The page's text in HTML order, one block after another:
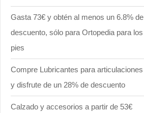
Gasta 73€ y obtén al menos un 6.8% de
descuento, sólo para Ortopedia para los
pies
Compre Lubricantes para articulaciones
y disfrute de un 28% de descuento
Calzado y accesorios a partir de 53€